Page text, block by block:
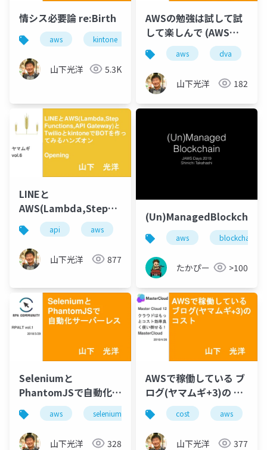
情シス必要論 re:Birth
aws kintone 情シス
山下光洋 5.3K
AWSの勉強は試して試
して楽しんで (AWS認
定DVA本書きました)
aws dva
山下光洋 182
LINEと
AWS(Lambda,Step
Functions,API
Gateway)とTwilioと
kintoneでBOTを作っ
てみるハンズオン
api aws lambda line
山下光洋 877
(Un)ManagedBlockchain
aws blockchain
たかぴー >100
Seleniumと
PhantomJSで自動化サ
ーバーレス(RPALT
vol.1 LT)
aws selenium python lambda
山下光洋 328
AWSで稼働している ブ
ログ(ヤマムギ+3)の コ
スト
cost aws
山下光洋 377